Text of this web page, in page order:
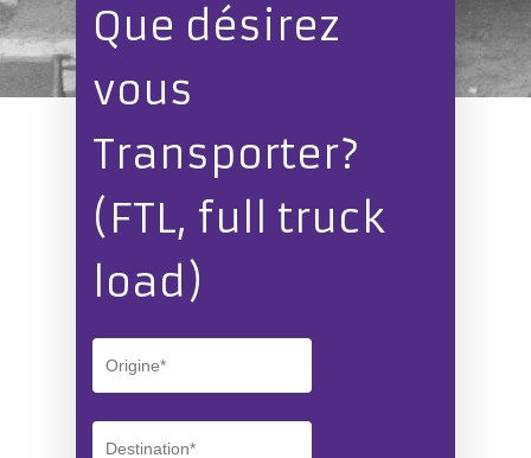
Que désirez
vous
Transporter?
(FTL, full truck
load)